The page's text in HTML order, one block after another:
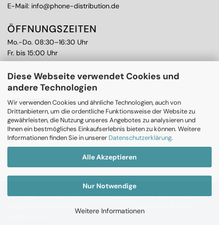
Diese Webseite verwendet Cookies und
andere Technologien
Wir verwenden Cookies und ähnliche Technologien, auch von
Drittanbietern, um die ordentliche Funktionsweise der Website zu
gewährleisten, die Nutzung unseres Angebotes zu analysieren und
Ihnen ein bestmögliches Einkaufserlebnis bieten zu können. Weitere
Informationen finden Sie in unserer Datenschutzerklärung.
Alle Akzeptieren
Nur Notwendige
Weitere Informationen
E-Mail: info@phone-distribution.de
ÖFFNUNGSZEITEN
Mo.-Do. 08:30–16:30 Uhr
Fr. bis 15:00 Uhr
WEITERE THEMEN
Ankauf
CPS Garantie
RMA
Copyright © 2026 CPS Communication Partner Sales GmbH |